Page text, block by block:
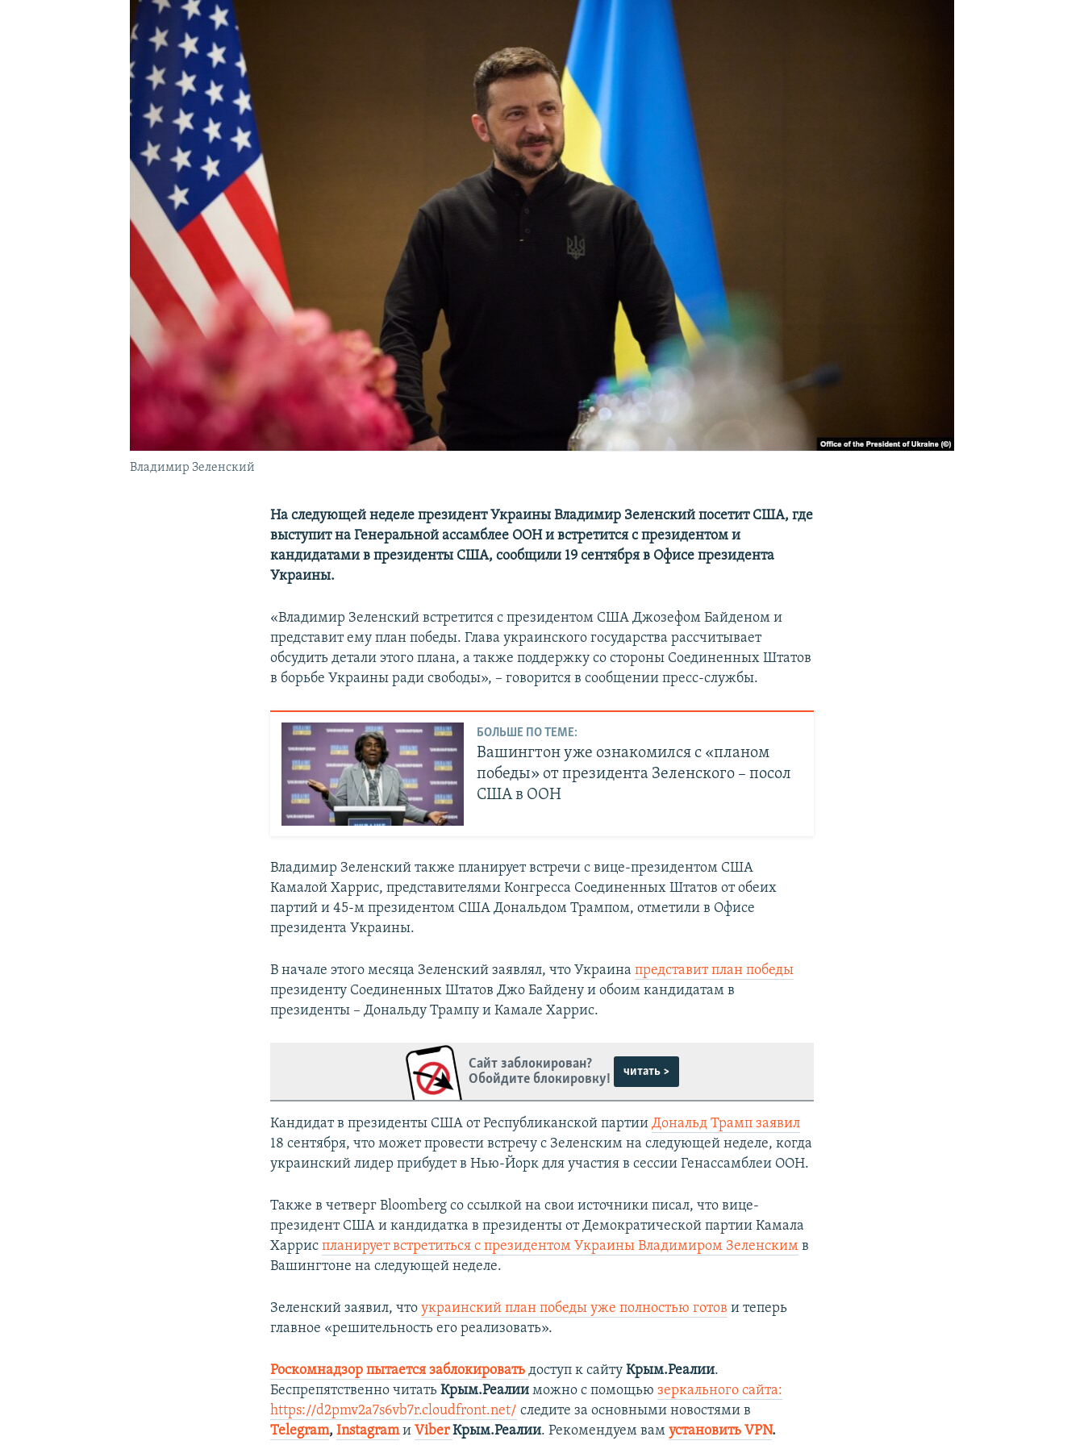
КРЫМ.НЕПОКОРЕННЫЙ
УКРАИНСКАЯ ПРОБЛЕМА КРЫМА
Владимир Зеленский
На следующей неделе президент Украины Владимир Зеленский посетит США, где
выступит на Генеральной ассамблее ООН и встретится с президентом и
кандидатами в президенты США, сообщили 19 сентября в Офисе президента
Украины.
«Владимир Зеленский встретится с президентом США Джозефом Байденом и
представит ему план победы. Глава украинского государства рассчитывает
обсудить детали этого плана, а также поддержку со стороны Соединенных Штатов
в борьбе Украины ради свободы», – говорится в сообщении пресс-службы.
БОЛЬШЕ ПО ТЕМЕ:
Вашингтон уже ознакомился с «планом
победы» от президента Зеленского – посол
США в ООН
Владимир Зеленский также планирует встречи с вице-президентом США
Камалой Харрис, представителями Конгресса Соединенных Штатов от обеих
партий и 45-м президентом США Дональдом Трампом, отметили в Офисе
президента Украины.
В начале этого месяца Зеленский заявлял, что Украинапредставит план победы
президенту Соединенных Штатов Джо Байдену и обоим кандидатам в
президенты – Дональду Трампу и Камале Харрис.
Сайт заблокирован?
Обойдите блокировку!
читать >
Кандидат в президенты США от Республиканской партииДональд Трамп заявил
18 сентября, что может провести встречу с Зеленским на следующей неделе, когда
украинский лидер прибудет в Нью-Йорк для участия в сессии Генассамблеи ООН.
Также в четверг Bloomberg со ссылкой на свои источники писал, что вице-
президент США и кандидатка в президенты от Демократической партии Камала
Харриспланирует встретиться с президентом Украины Владимиром Зеленским в
Вашингтоне на следующей неделе.
Зеленский заявил, чтоукраинский план победы уже полностью готов и теперь
главное «решительность его реализовать».
Роскомнадзор пытается заблокировать доступ к сайтуКрым.Реалии.
Беспрепятственно читатьКрым.Реалии можно с помощьюзеркального сайта:
https://d2pmv2a7s6vb7r.cloudfront.net/ следите за основными новостями в
Telegram,InstagramиViber Крым.Реалии. Рекомендуем вамустановить VPN.